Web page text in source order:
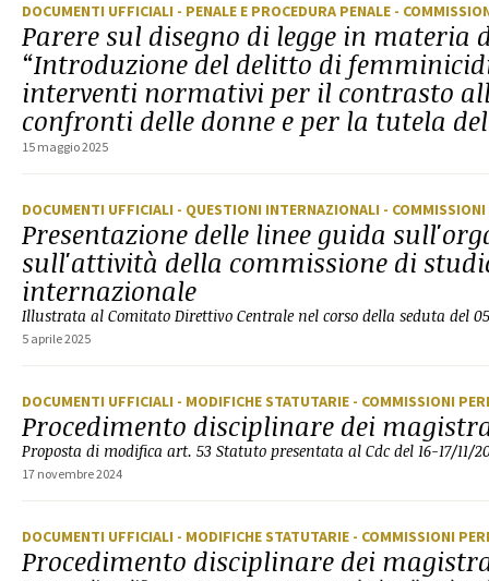
DOCUMENTI UFFICIALI - PENALE E PROCEDURA PENALE -
Parere sul disegno di legge in materia
“Introduzione del delitto di
interventi normativi per il contrasto
confronti delle donne e per la tutela
15 maggio 2025
DOCUMENTI UFFICIALI - QUESTIONI INTERNAZIONALI -
Presentazione delle linee guida
sull'attività della commissione di
internazionale
Illustrata al Comitato Direttivo Centrale nel corso della seduta del
5 aprile 2025
DOCUMENTI UFFICIALI - MODIFICHE STATUTARIE - COMMISSIONI
Procedimento disciplinare dei
Proposta di modifica art. 53 Statuto presentata al Cdc del 16-17/11/
17 novembre 2024
DOCUMENTI UFFICIALI - MODIFICHE STATUTARIE - COMMISSIONI
Procedimento disciplinare dei